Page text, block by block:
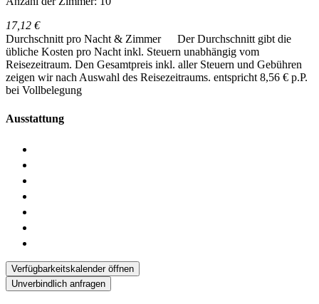
17,12 €
Durchschnitt pro Nacht & Zimmer
Der Durchschnitt gibt die
übliche Kosten pro Nacht inkl. Steuern unabhängig vom
Reisezeitraum. Den Gesamtpreis inkl. aller Steuern und Gebühren
zeigen wir nach Auswahl des Reisezeitraums. entspricht 8,56 € p.P.
bei Vollbelegung
Ausstattung
Verfügbarkeitskalender öffnen
Unverbindlich anfragen